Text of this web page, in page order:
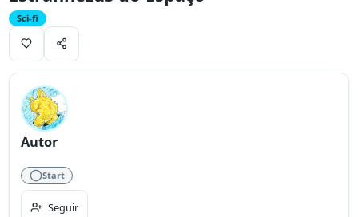
Sci-fi
Autor
Start
Seguir